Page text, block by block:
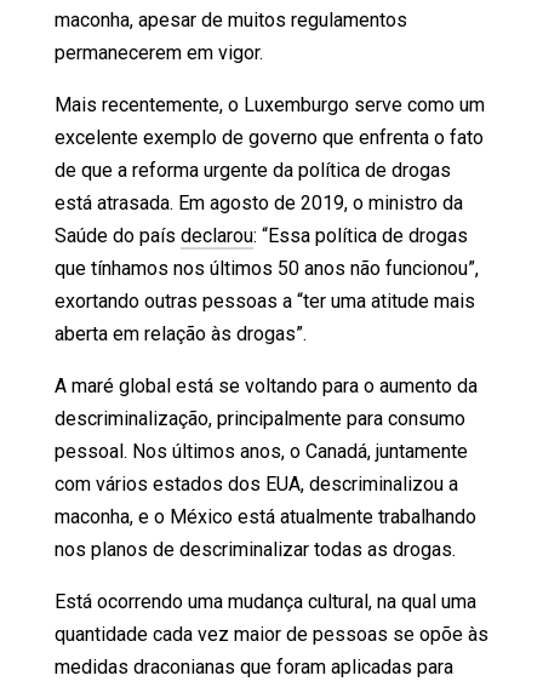
maconha, apesar de muitos regulamentos
permanecerem em vigor.
Mais recentemente, o Luxemburgo serve como um
excelente exemplo de governo que enfrenta o fato
de que a reforma urgente da política de drogas
está atrasada. Em agosto de 2019, o ministro da
Saúde do país declarou: “Essa política de drogas
que tínhamos nos últimos 50 anos não funcionou”,
exortando outras pessoas a “ter uma atitude mais
aberta em relação às drogas”.
A maré global está se voltando para o aumento da
descriminalização, principalmente para consumo
pessoal. Nos últimos anos, o Canadá, juntamente
com vários estados dos EUA, descriminalizou a
maconha, e o México está atualmente trabalhando
nos planos de descriminalizar todas as drogas.
Está ocorrendo uma mudança cultural, na qual uma
quantidade cada vez maior de pessoas se opõe às
medidas draconianas que foram aplicadas para